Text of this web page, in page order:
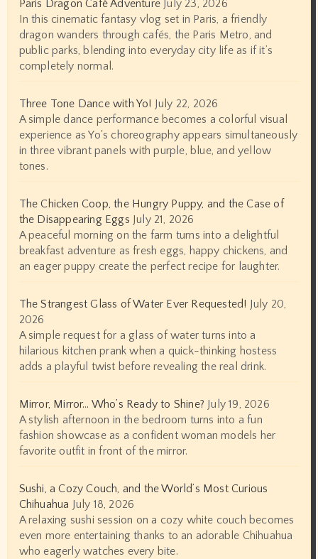
Paris Dragon Café Adventure July 23, 2026
In this cinematic fantasy vlog set in Paris, a friendly
dragon wanders through cafés, the Paris Metro, and
public parks, blending into everyday city life as if it’s
completely normal.
Three Tone Dance with Yo! July 22, 2026
A simple dance performance becomes a colorful visual
experience as Yo's choreography appears simultaneously
in three vibrant panels with purple, blue, and yellow
tones.
The Chicken Coop, the Hungry Puppy, and the Case of
the Disappearing Eggs July 21, 2026
A peaceful morning on the farm turns into a delightful
breakfast adventure as fresh eggs, happy chickens, and
an eager puppy create the perfect recipe for laughter.
The Strangest Glass of Water Ever Requested! July 20,
2026
A simple request for a glass of water turns into a
hilarious kitchen prank when a quick-thinking hostess
adds a playful twist before revealing the real drink.
Mirror, Mirror… Who’s Ready to Shine? July 19, 2026
A stylish afternoon in the bedroom turns into a fun
fashion showcase as a confident woman models her
favorite outfit in front of the mirror.
Sushi, a Cozy Couch, and the World’s Most Curious
Chihuahua July 18, 2026
A relaxing sushi session on a cozy white couch becomes
even more entertaining thanks to an adorable Chihuahua
who eagerly watches every bite.